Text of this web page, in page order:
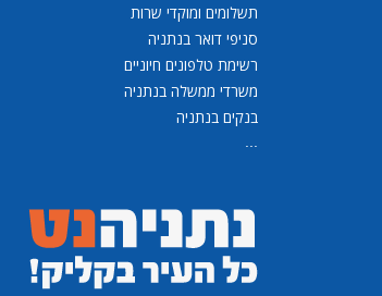
תשלומים ומוקדי שרות
סניפי דואר בנתניה
רשימת טלפונים חיוניים
משרדי ממשלה בנתניה
בנקים בנתניה
...